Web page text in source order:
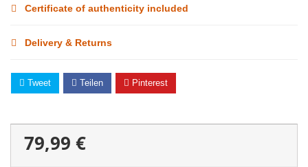
Certificate of authenticity included
Delivery & Returns
Tweet Teilen Pinterest
79,99 €